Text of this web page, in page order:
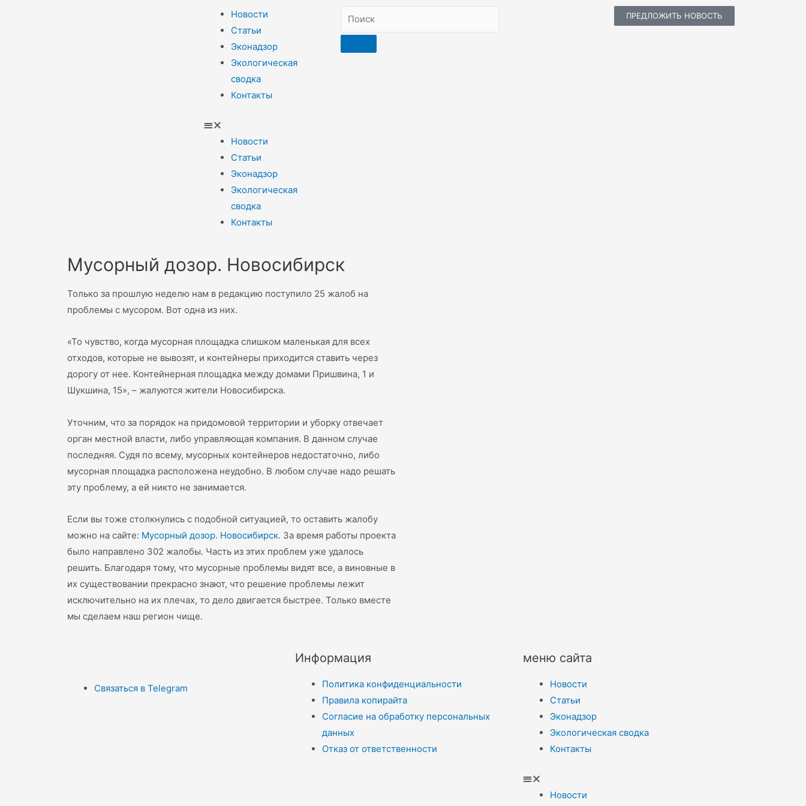
Новости
Статьи
Эконадзор
Экологическая
сводка
Контакты
Новости
Статьи
Эконадзор
Экологическая
сводка
Контакты
ПРЕДЛОЖИТЬ НОВОСТЬ
Мусорный дозор. Новосибирск
Только за прошлую неделю нам в редакцию поступило 25 жалоб на
проблемы с мусором. Вот одна из них.
«То чувство, когда мусорная площадка слишком маленькая для всех
отходов, которые не вывозят, и контейнеры приходится ставить через
дорогу от нее. Контейнерная площадка между домами Пришвина, 1 и
Шукшина, 15», – жалуются жители Новосибирска.
Уточним, что за порядок на придомовой территории и уборку отвечает
орган местной власти, либо управляющая компания. В данном случае
последняя. Судя по всему, мусорных контейнеров недостаточно, либо
мусорная площадка расположена неудобно. В любом случае надо решать
эту проблему, а ей никто не занимается.
Если вы тоже столкнулись с подобной ситуацией, то оставить жалобу
можно на сайте: Мусорный дозор. Новосибирск. За время работы проекта
было направлено 302 жалобы. Часть из этих проблем уже удалось
решить. Благодаря тому, что мусорные проблемы видят все, а виновные в
их существовании прекрасно знают, что решение проблемы лежит
исключительно на их плечах, то дело двигается быстрее. Только вместе
мы сделаем наш регион чище.
Связаться в Telegram
Информация
Политика конфиденциальности
Правила копирайта
Согласие на обработку персональных
данных
Отказ от ответственности
меню сайта
Новости
Статьи
Эконадзор
Экологическая сводка
Контакты
Новости